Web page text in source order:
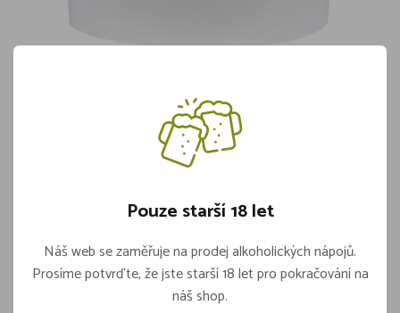
ks Vložit do košíku
Pouze starší 18 let
Náš web se zaměřuje na prodej alkoholických nápojů.
Prosíme potvrďte, že jste starší 18 let pro pokračování na
náš shop.